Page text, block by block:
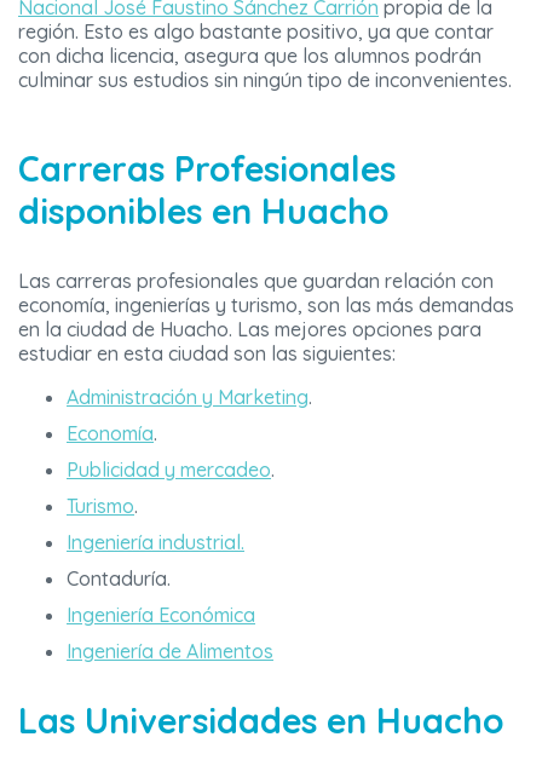
Nacional José Faustino Sánchez Carrión propia de la
región. Esto es algo bastante positivo, ya que contar
con dicha licencia, asegura que los alumnos podrán
culminar sus estudios sin ningún tipo de inconvenientes.
Carreras Profesionales
disponibles en Huacho
Las carreras profesionales que guardan relación con
economía, ingenierías y turismo, son las más demandas
en la ciudad de Huacho. Las mejores opciones para
estudiar en esta ciudad son las siguientes:
Administración y Marketing.
Economía.
Publicidad y mercadeo.
Turismo.
Ingeniería industrial.
Contaduría.
Ingeniería Económica
Ingeniería de Alimentos
Las Universidades en Huacho